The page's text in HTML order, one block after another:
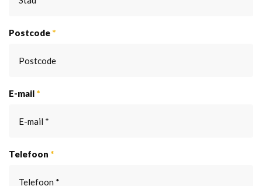
Postcode *
E-mail *
Telefoon *